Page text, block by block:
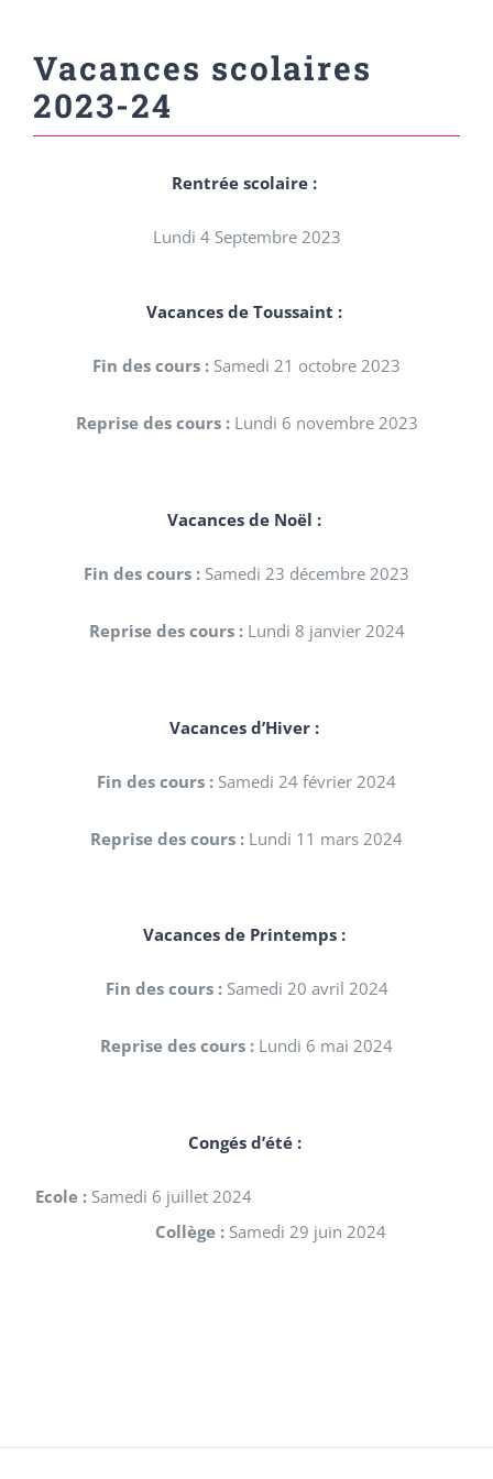
Vacances scolaires
2023-24
Rentrée scolaire :
Lundi 4 Septembre 2023
Vacances de Toussaint :
Fin des cours : Samedi 21 octobre 2023
Reprise des cours :Lundi 6 novembre 2023
Vacances de Noël :
Fin des cours : Samedi 23 décembre 2023
Reprise des cours : Lundi 8 janvier 2024
Vacances d’Hiver :
Fin des cours : Samedi 24 février 2024
Reprise des cours : Lundi 11 mars 2024
Vacances de Printemps :
Fin des cours : Samedi 20 avril 2024
Reprise des cours : Lundi 6 mai 2024
Congés d’été :
Ecole :Samedi 6 juillet 2024
Collège : Samedi 29 juin 2024